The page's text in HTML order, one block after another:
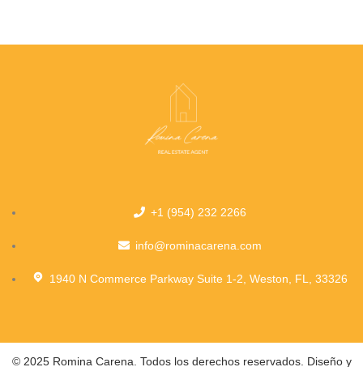
+1 (954) 232 2266
info@rominacarena.com
1940 N Commerce Parkway Suite 1-2, Weston, FL, 33326
© 2025 Romina Carena. Todos los derechos reservados. Diseño y